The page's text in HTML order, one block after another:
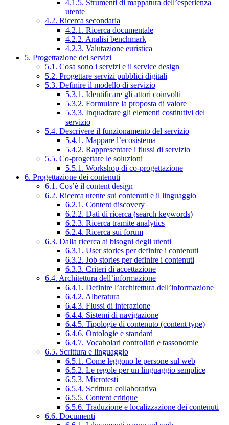
4.1.5. Strumenti di mappatura dell’esperienza
utente
4.2. Ricerca secondaria
4.2.1. Ricerca documentale
4.2.2. Analisi benchmark
4.2.3. Valutazione euristica
5. Progettazione dei servizi
5.1. Cosa sono i servizi e il service design
5.2. Progettare servizi pubblici digitali
5.3. Definire il modello di servizio
5.3.1. Identificare gli attori coinvolti
5.3.2. Formulare la proposta di valore
5.3.3. Inquadrare gli elementi costitutivi del
servizio
5.4. Descrivere il funzionamento del servizio
5.4.1. Mappare l’ecosistema
5.4.2. Rappresentare i flussi di servizio
5.5. Co-progettare le soluzioni
5.5.1. Workshop di co-progettazione
6. Progettazione dei contenuti
6.1. Cos’è il content design
6.2. Ricerca utente sui contenuti e il linguaggio
6.2.1. Content discovery
6.2.2. Dati di ricerca (search keywords)
6.2.3. Ricerca tramite analytics
6.2.4. Ricerca sui forum
6.3. Dalla ricerca ai bisogni degli utenti
6.3.1. User stories per definire i contenuti
6.3.2. Job stories per definire i contenuti
6.3.3. Criteri di accettazione
6.4. Architettura dell’informazione
6.4.1. Definire l’architettura dell’informazione
6.4.2. Alberatura
6.4.3. Flussi di interazione
6.4.4. Sistemi di navigazione
6.4.5. Tipologie di contenuto (content type)
6.4.6. Ontologie e standard
6.4.7. Vocabolari controllati e tassonomie
6.5. Scrittura e linguaggio
6.5.1. Come leggono le persone sul web
6.5.2. Le regole per un linguaggio semplice
6.5.3. Microtesti
6.5.4. Scrittura collaborativa
6.5.5. Content critique
6.5.6. Traduzione e localizzazione dei contenuti
6.6. Documenti